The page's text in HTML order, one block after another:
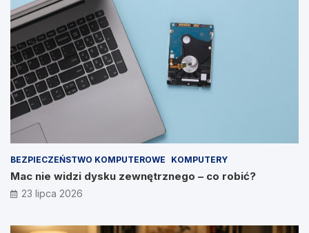
BEZPIECZEŃSTWO KOMPUTEROWE KOMPUTERY
Mac nie widzi dysku zewnętrznego – co robić?
23 lipca 2026